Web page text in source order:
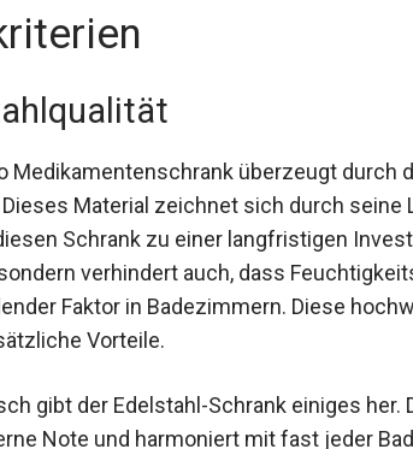
Medikamentenschrank überzeugt durch
Dieses Material zeichnet sich durch
Schrank zu einer langfristigen
verhindert auch, dass
Faktor in Badezimmern. Diese
Vorteile.
gibt der Edelstahl-Schrank einiges her.
Note und harmoniert mit fast jeder